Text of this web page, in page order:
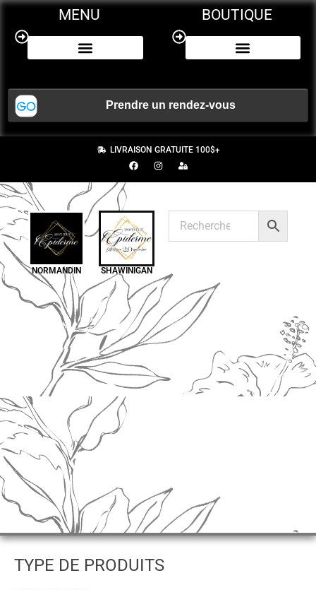
MENU BOUTIQUE
LIVRAISON GRATUITE 100$+
NORMANDIN SHAWINIGAN
TYPE DE PRODUITS